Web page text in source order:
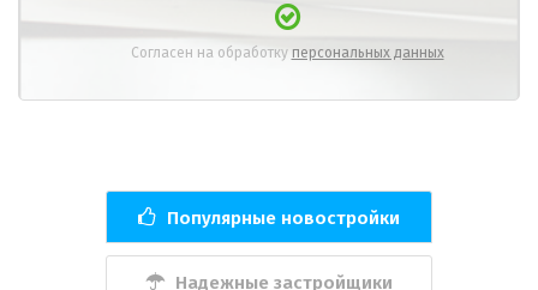
Согласен на обработку персональных данных
Популярные новостройки
Надежные застройщики